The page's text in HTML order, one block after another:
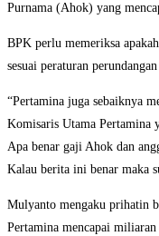
Purnama (Ahok) yang
BPK perlu memeriksa
sesuai peraturan
“Pertamina juga sebaiknya
Komisaris Utama Pertamina
Apa benar gaji Ahok dan
Kalau berita ini benar maka
Mulyanto mengaku prihatin
Pertamina mencapai